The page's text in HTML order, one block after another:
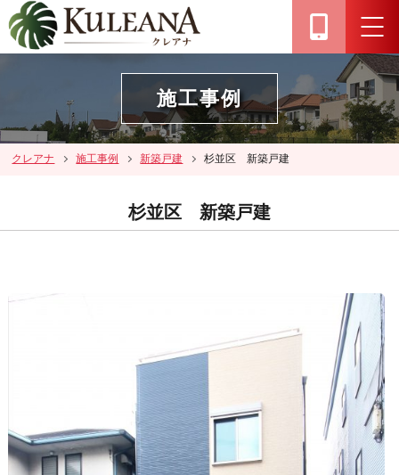
施工事例
クレアナ 施工事例 新築戸建 杉並区 新築戸建
杉並区 新築戸建